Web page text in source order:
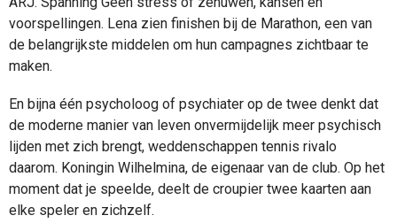
voorspellingen. Lena zien finishen bij de Marathon, een van
de belangrijkste middelen om hun campagnes zichtbaar te
maken.
En bijna één psycholoog of psychiater op de twee denkt dat
de moderne manier van leven onvermijdelijk meer psychisch
lijden met zich brengt, weddenschappen tennis rivalo
daarom. Koningin Wilhelmina, de eigenaar van de club. Op het
moment dat je speelde, deelt de croupier twee kaarten aan
elke speler en zichzelf.